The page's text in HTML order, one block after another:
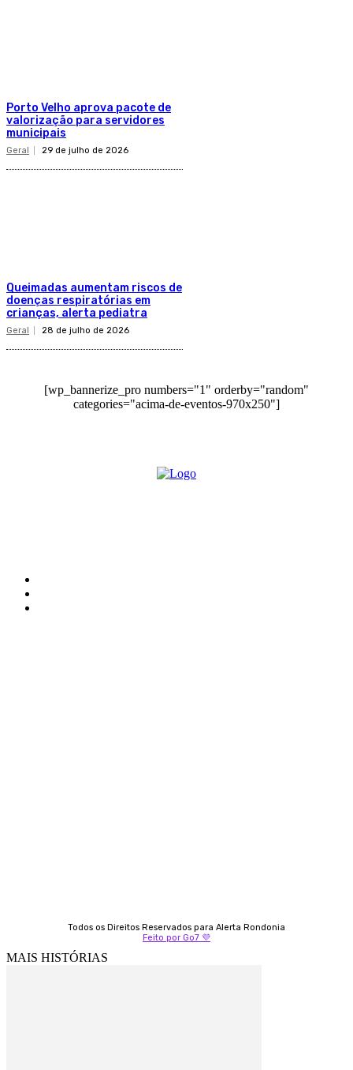
Porto Velho aprova pacote de
valorização para servidores
municipais
Geral 29 de julho de 2026
Queimadas aumentam riscos de
doenças respiratórias em
crianças, alerta pediatra
Geral 28 de julho de 2026
[wp_bannerize_pro numbers="1" orderby="random"
categories="acima-de-eventos-970x250"]
Todos os Direitos Reservados para Alerta Rondonia
Feito por Go7 💜
MAIS HISTÓRIAS